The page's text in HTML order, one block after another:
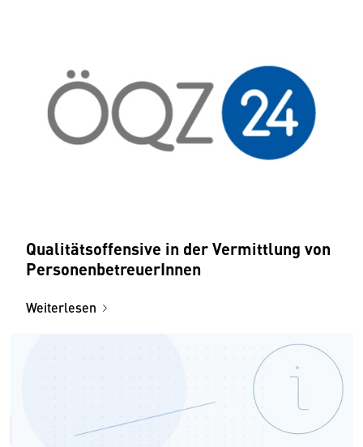
Qualitätsoffensive in der Vermittlung von
PersonenbetreuerInnen
Weiterlesen